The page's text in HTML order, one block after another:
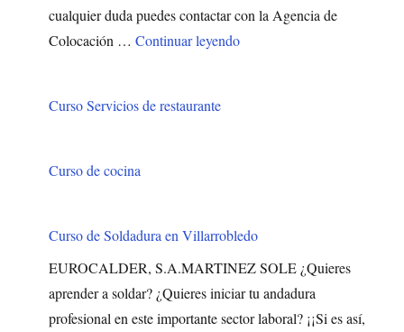
cualquier duda puedes contactar con la Agencia de
Colocación …Continuar leyendo"Técnico/a Atención
Curso Servicios de restaurante
Curso de cocina
Curso de Soldadura en Villarrobledo
EUROCALDER, S.A.MARTINEZ SOLE ¿Quieres
aprender a soldar? ¿Quieres iniciar tu andadura
profesional en este importante sector laboral? ¡¡Si es así,